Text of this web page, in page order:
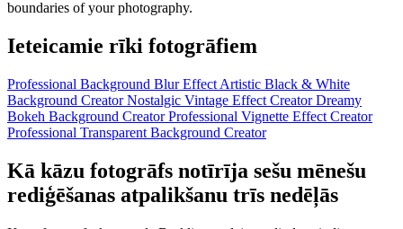
boundaries of your photography.
Ieteicamie rīki fotogrāfiem
Professional Background Blur Effect Artistic Black & White
Background CreatorNostalgic Vintage Effect CreatorDreamy
Bokeh Background CreatorProfessional Vignette Effect Creator
Professional Transparent Background Creator
Kā kāzu fotogrāfs notīrīja sešu mēnešu
rediģēšanas atpalikšanu trīs nedēļās